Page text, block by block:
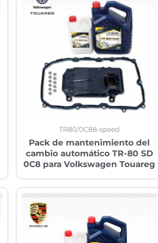
TR80/0C88-speed
Pack de mantenimiento del
cambio automático TR-80 SD
0C8 para Volkswagen Touareg